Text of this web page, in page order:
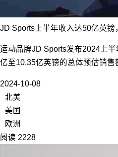
JD Sports上半年收入达50亿英镑
运动品牌JD Sports发布2024上
亿至10.35亿英镑的总体预估销售
2024-10-08
北美
美国
欧洲
阅读 2228